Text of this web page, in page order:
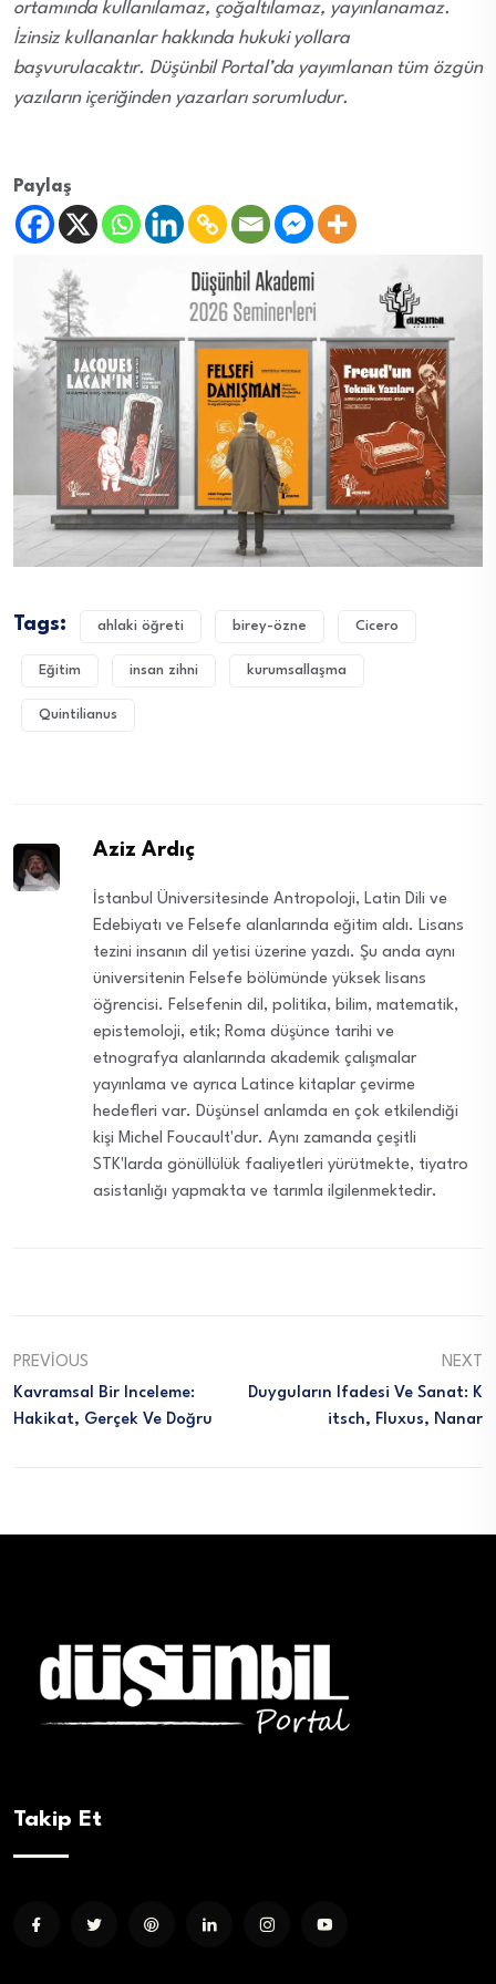
ortamında kullanılamaz, çoğaltılamaz, yayınlanamaz.
İzinsiz kullananlar hakkında hukuki yollara
başvurulacaktır. Düşünbil Portal’da yayımlanan tüm özgün
yazıların içeriğinden yazarları sorumludur.
Paylaş
Tags: ahlaki öğreti birey-özne Cicero
Eğitim insan zihni kurumsallaşma
Quintilianus
Aziz Ardıç
İstanbul Üniversitesinde Antropoloji, Latin Dili ve
Edebiyatı ve Felsefe alanlarında eğitim aldı. Lisans
tezini insanın dil yetisi üzerine yazdı. Şu anda aynı
üniversitenin Felsefe bölümünde yüksek lisans
öğrencisi. Felsefenin dil, politika, bilim, matematik,
epistemoloji, etik; Roma düşünce tarihi ve
etnografya alanlarında akademik çalışmalar
yayınlama ve ayrıca Latince kitaplar çevirme
hedefleri var. Düşünsel anlamda en çok etkilendiği
kişi Michel Foucault'dur. Aynı zamanda çeşitli
STK'larda gönüllülük faaliyetleri yürütmekte, tiyatro
asistanlığı yapmakta ve tarımla ilgilenmektedir.
PREVIOUS
Kavramsal Bir Inceleme:
Hakikat, Gerçek Ve Doğru
NEXT
Duyguların Ifadesi Ve Sanat: K
Itsch, Fluxus, Nanar
Takip Et